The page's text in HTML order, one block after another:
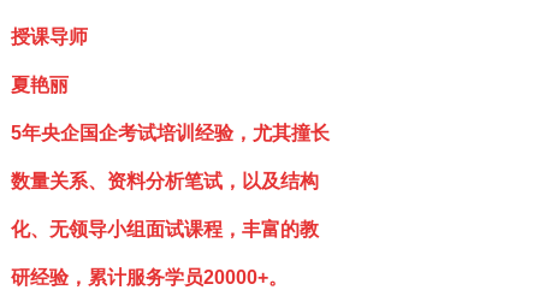
授课导师
夏艳丽
5年央企国企考试培训经验，尤其撞长
数量关系、资料分析笔试，以及结构
化、无领导小组面试课程，丰富的教
研经验，累计服务学员20000+。